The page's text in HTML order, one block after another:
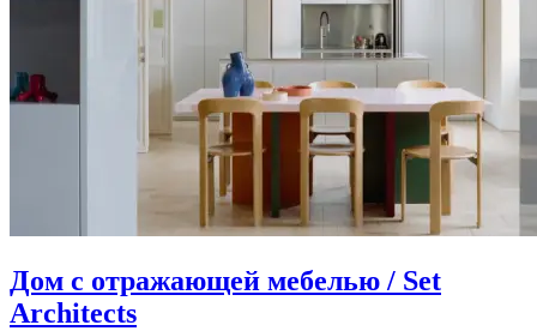
Дом с отражающей мебелью / Set
Architects